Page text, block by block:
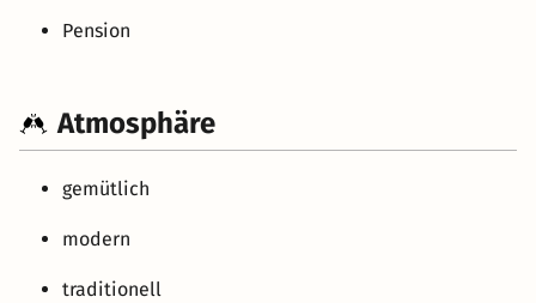
Pension
Atmosphäre
gemütlich
modern
traditionell